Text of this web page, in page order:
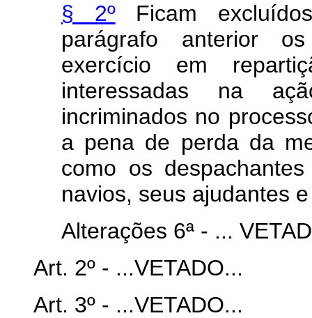
§ 2ºFicam
parágrafo anterior
exercício em
interessadas na
incriminados no
a pena de perda da
como os
navios, seus ajudantes
Alterações 6ª - ...
Art. 2º - ...VETADO...
Art. 3º - ...VETADO...